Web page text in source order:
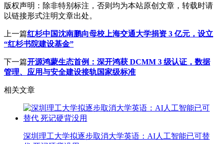
版权声明： 除非特别标注，否则均为本站原创文章，转载时请
以链接形式注明文章出处。
上一篇红杉中国沈南鹏向母校上海交通大学捐资 3 亿元，设立
“红杉书院建设基金”
下一篇开源鸿蒙生态首例：深开鸿获 DCMM 3 级认证，数据
管理、应用与安全建设接轨国家级标准
相关文章
深圳理工大学拟逐步取消大学英语：AI人工智能已可替